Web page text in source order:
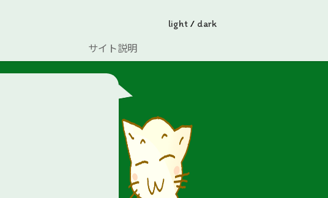
light / dark
サイト説明